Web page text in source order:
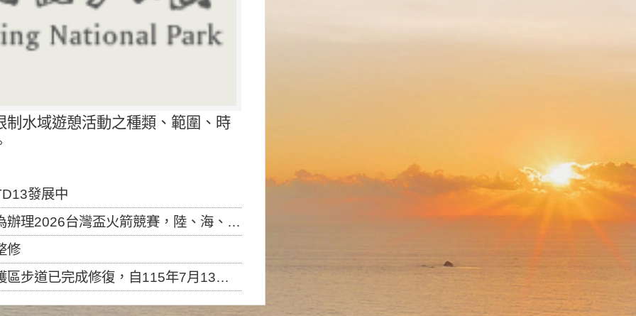
水域遊憩活動之種類、範圍、時
發展中
盃火箭競賽，陸、海、空域警戒及協調相關事宜，因颱風備案事宜
修
，自115年7月13日（星期一）起恢復開放入園，歡迎民眾依規定申請入園....